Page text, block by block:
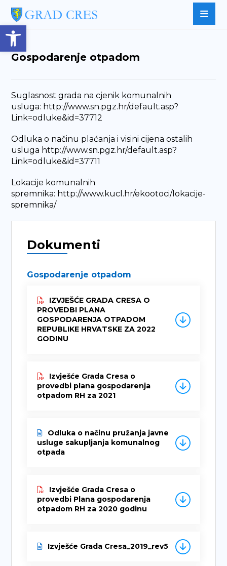
Open toolbar
Gospodarenje otpadom
Suglasnost grada na cjenik komunalnih
usluga: http://www.sn.pgz.hr/default.asp?
Link=odluke&id=37712
Odluka o načinu plaćanja i visini cijena ostalih
usluga http://www.sn.pgz.hr/default.asp?
Link=odluke&id=37711
Lokacije komunalnih
spremnika: http://www.kucl.hr/ekootoci/lokacije-
spremnika/
Dokumenti
Gospodarenje otpadom
IZVJEŠĆE GRADA CRESA O
PROVEDBI PLANA
GOSPODARENJA OTPADOM
REPUBLIKE HRVATSKE ZA 2022
GODINU
Izvješće Grada Cresa o
provedbi plana gospodarenja
otpadom RH za 2021
Odluka o načinu pružanja javne
usluge sakupljanja komunalnog
otpada
Izvješće Grada Cresa o
provedbi Plana gospodarenja
otpadom RH za 2020 godinu
Izvješće Grada Cresa_2019_rev5